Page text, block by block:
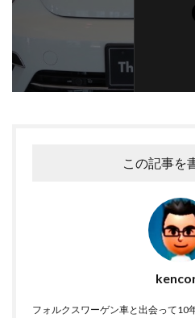
この記事を
フォルクスワーゲン車と出会って